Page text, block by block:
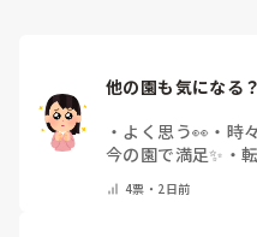
他の園も気になる
・ よく思う👀 ・ 時
今の園で満足✨ ・
4票・ 2日前